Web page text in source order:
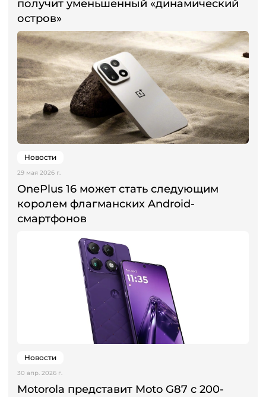
получит уменьшенный «динамический
остров»
Новости
29 мая 2026 г.
OnePlus 16 может стать следующим
королем флагманских Android-
смартфонов
Новости
30 апр. 2026 г.
Motorola представит Moto G87 с 200-